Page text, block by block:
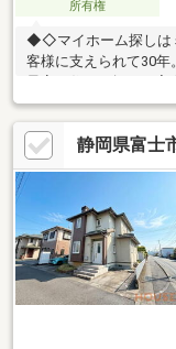
所有権
◆◇マイホーム探しは
客様に支えられて30年
談だけでもOK！気に
問合せください。
静岡県富士